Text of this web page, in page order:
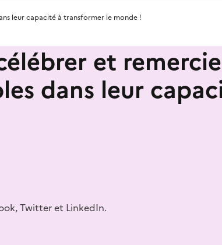
leur capacité à transformer le monde !
et
dans leur
Twitter et LinkedIn.